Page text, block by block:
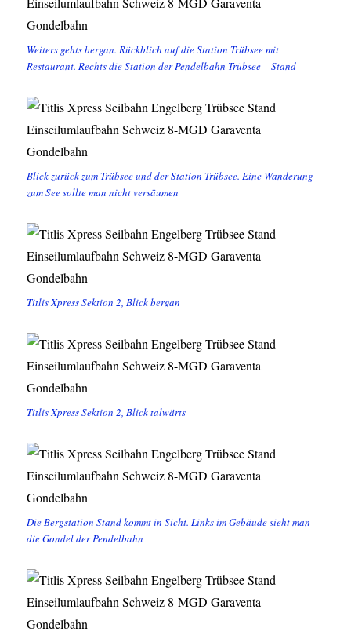
Weiters gehts bergan. Rückblich auf die Station Trübsee mit
Restaurant. Rechts die Station der Pendelbahn Trübsee – Stand
Blick zurück zum Trübsee und der Station Trübsee. Eine Wanderung
zum See sollte man nicht versäumen
Titlis Xpress Sektion 2, Blick bergan
Titlis Xpress Sektion 2, Blick talwärts
Die Bergstation Stand kommt in Sicht. Links im Gebäude sieht man
die Gondel der Pendelbahn